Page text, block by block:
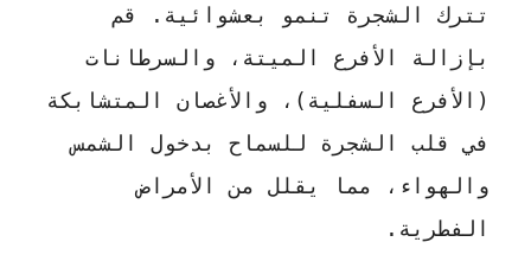
تترك الشجرة تنمو بعشوائية. قم
بإزالة الأفرع الميتة، والسرطانات
(الأفرع السفلية)، والأغصان المتشابكة
في قلب الشجرة للسماح بدخول الشمس
والهواء، مما يقلل من الأمراض
الفطرية.